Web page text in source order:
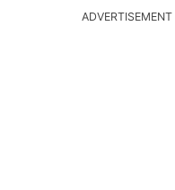
ADVERTISEMENT